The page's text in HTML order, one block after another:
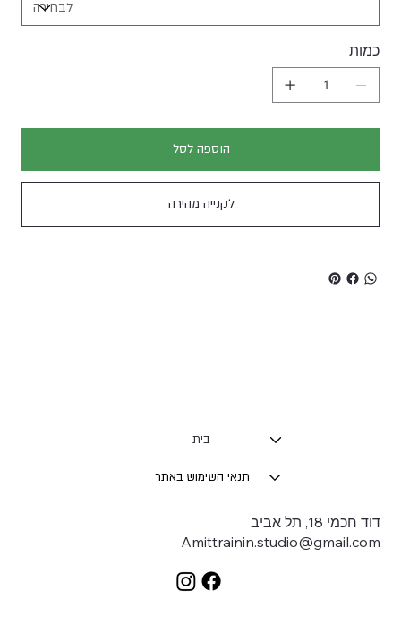
כמות
הוספה לסל
לקנייה מהירה
בית
תנאי השימוש באתר
דוד חכמי 18, תל אביב
Amittrainin.studio@gmail.com